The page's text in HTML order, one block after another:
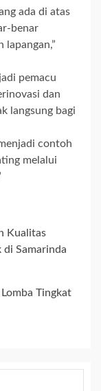
ada di atas
benar
pemacu
dan
langsung bagi
contoh
melalui
Kualitas
di Samarinda
Tingkat